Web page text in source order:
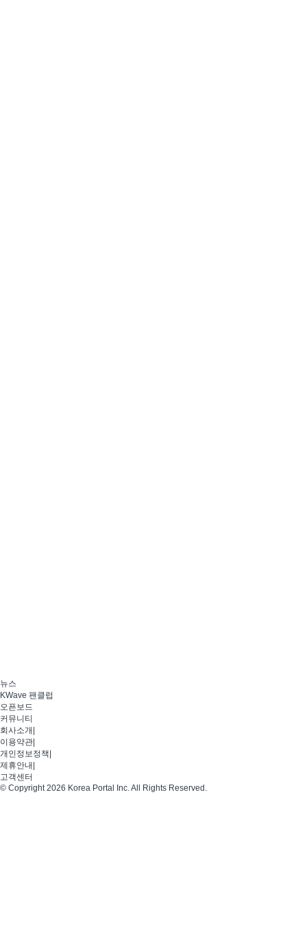
뉴스
KWave 팬클럽
오픈보드
커뮤니티
회사소개
이용약관
개인정보정책
제휴안내
고객센터
© Copyright 2026 Korea Portal Inc. All Rights Reserved.